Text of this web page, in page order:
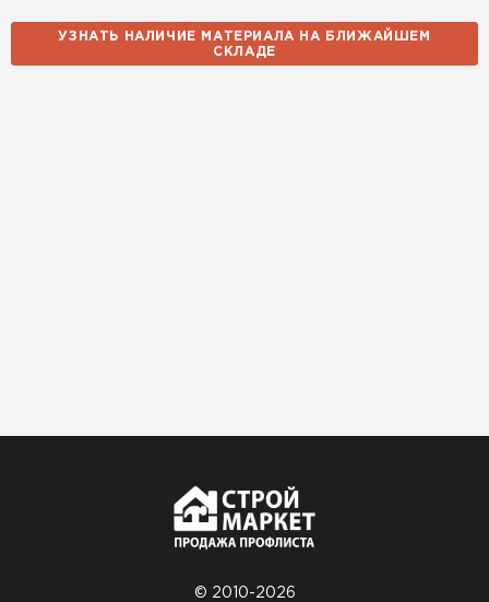
УЗНАТЬ НАЛИЧИЕ МАТЕРИАЛА НА БЛИЖАЙШЕМ
СКЛАДЕ
© 2010-2026